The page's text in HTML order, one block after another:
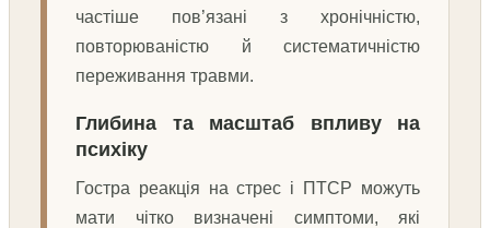
частіше пов’язані з хронічністю,
повторюваністю й систематичністю
переживання травми.
Глибина та масштаб впливу на
психіку
Гостра реакція на стрес і ПТСР можуть
мати чітко визначені симптоми, які